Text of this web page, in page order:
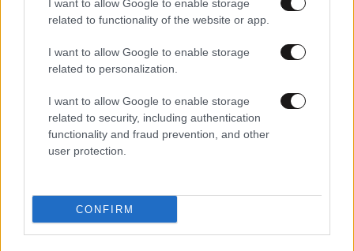
I want to allow Google to enable storage
related to functionality of the website or app.
I want to allow Google to enable storage
related to personalization.
I want to allow Google to enable storage
related to security, including authentication
functionality and fraud prevention, and other
user protection.
CONFIRM
πρωτεΐνη